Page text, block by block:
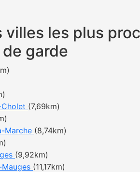
villes les plus
garde
(7,69km)
Marche (8,74km)
(9,92km)
(11,17km)